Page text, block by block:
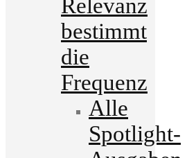
Relevanz
bestimmt
die
Frequenz
Alle
Spotlight-